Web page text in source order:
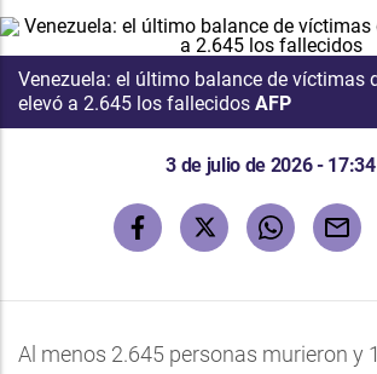
Venezuela: el último balance de víctimas
elevó a 2.645 los fallecidos AFP
3 de julio de 2026 - 17:34
Al menos 2.645 personas murieron y